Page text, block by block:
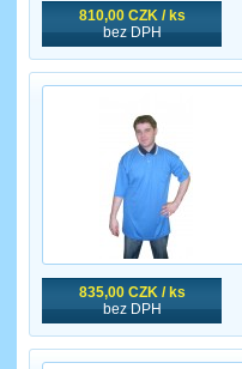
810,00 CZK / ks
bez DPH
835,00 CZK / ks
bez DPH